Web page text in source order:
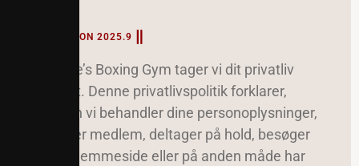
VERSION 2025.9
Hos Joe’s Boxing Gym tager vi dit privatliv
alvorligt. Denne privatlivspolitik forklarer,
hvordan vi behandler dine personoplysninger,
når du er medlem, deltager på hold, besøger
vores hjemmeside eller på anden måde har